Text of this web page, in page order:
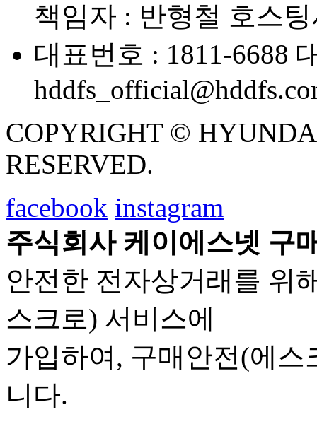
책임자 : 반형철 호스
대표번호 : 1811-6688
COPYRIGHT ©
RESERVED.
facebook instagram
주식회사 케이에스넷 구
안전한 전자상거래를 위
스크로) 서비스에
가입하여, 구매안전(에
니다.